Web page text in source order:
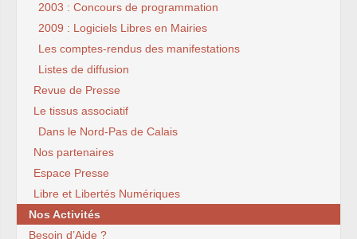
2003 : Concours de programmation
2009 : Logiciels Libres en Mairies
Les comptes-rendus des manifestations
Listes de diffusion
Revue de Presse
Le tissus associatif
Dans le Nord-Pas de Calais
Nos partenaires
Espace Presse
Libre et Libertés Numériques
Nos Activités
Besoin d’Aide ?